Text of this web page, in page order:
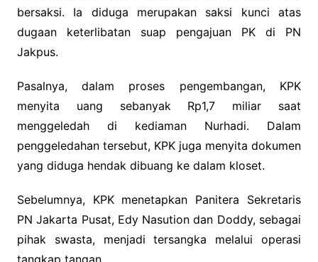
bersaksi. Ia diduga merupakan saksi kunci atas
dugaan keterlibatan suap pengajuan PK di PN
Jakpus.
Pasalnya, dalam proses pengembangan, KPK
menyita uang sebanyak Rp1,7 miliar saat
menggeledah di kediaman Nurhadi. Dalam
penggeledahan tersebut, KPK juga menyita dokumen
yang diduga hendak dibuang ke dalam kloset.
Sebelumnya, KPK menetapkan Panitera Sekretaris
PN Jakarta Pusat, Edy Nasution dan Doddy, sebagai
pihak swasta, menjadi tersangka melalui operasi
tangkap tangan.